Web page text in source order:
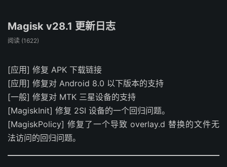
Magisk v28.1 更新日志
阅读 (1622)
[应用] 修复 APK 下载链接
[应用] 修复对 Android 8.0 以下版本的支持
[一般] 修复对 MTK 三星设备的支持
[MagiskInit] 修复 2SI 设备的一个回归问题。
[MagiskPolicy] 修复了一个导致 overlay.d 替换的文件无
法访问的回归问题。